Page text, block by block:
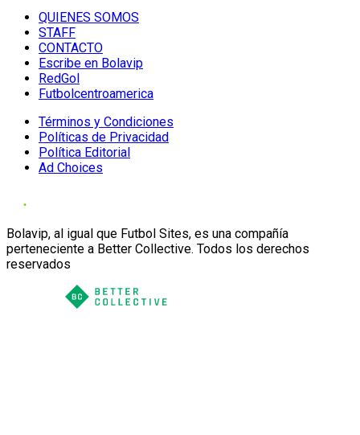
QUIENES SOMOS
STAFF
CONTACTO
Escribe en Bolavip
RedGol
Futbolcentroamerica
Términos y Condiciones
Políticas de Privacidad
Política Editorial
Ad Choices
Bolavip, al igual que Futbol Sites, es una compañía
perteneciente a Better Collective. Todos los derechos
reservados